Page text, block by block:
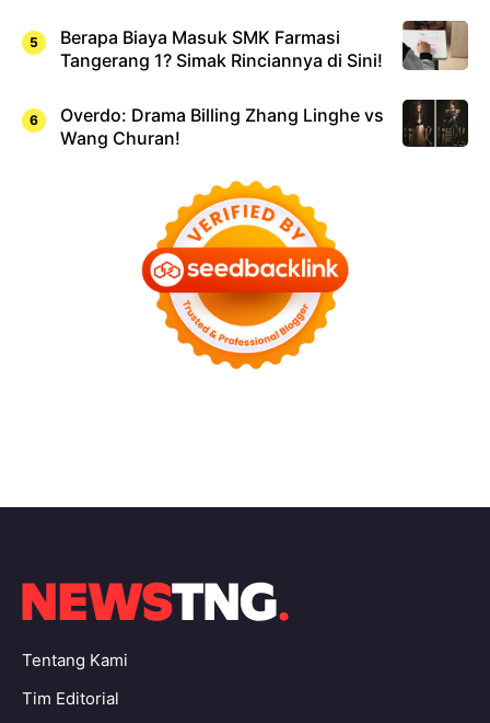
Berapa Biaya Masuk SMK Farmasi
Tangerang 1? Simak Rinciannya di Sini!
Overdo: Drama Billing Zhang Linghe vs
Wang Churan!
Tentang Kami
Tim Editorial